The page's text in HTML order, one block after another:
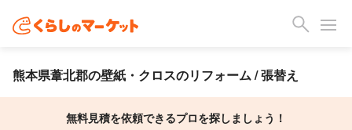
熊本県葦北郡の壁紙・クロスのリフォーム / 張替え
無料見積を依頼できるプロを探しましょう！